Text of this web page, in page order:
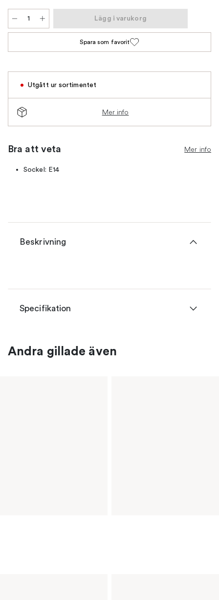
Lägg i varukorg
Spara som favorit
Utgått ur sortimentet
Mer info
Bra att veta Mer info
Sockel: E14
Beskrivning
Specifikation
Andra gillade även